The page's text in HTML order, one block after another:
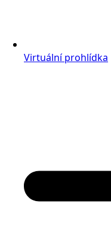
Virtuální prohlídka